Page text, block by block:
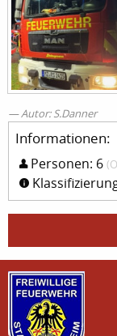
Autor: S.Danner
Informationen:
Personen: 6